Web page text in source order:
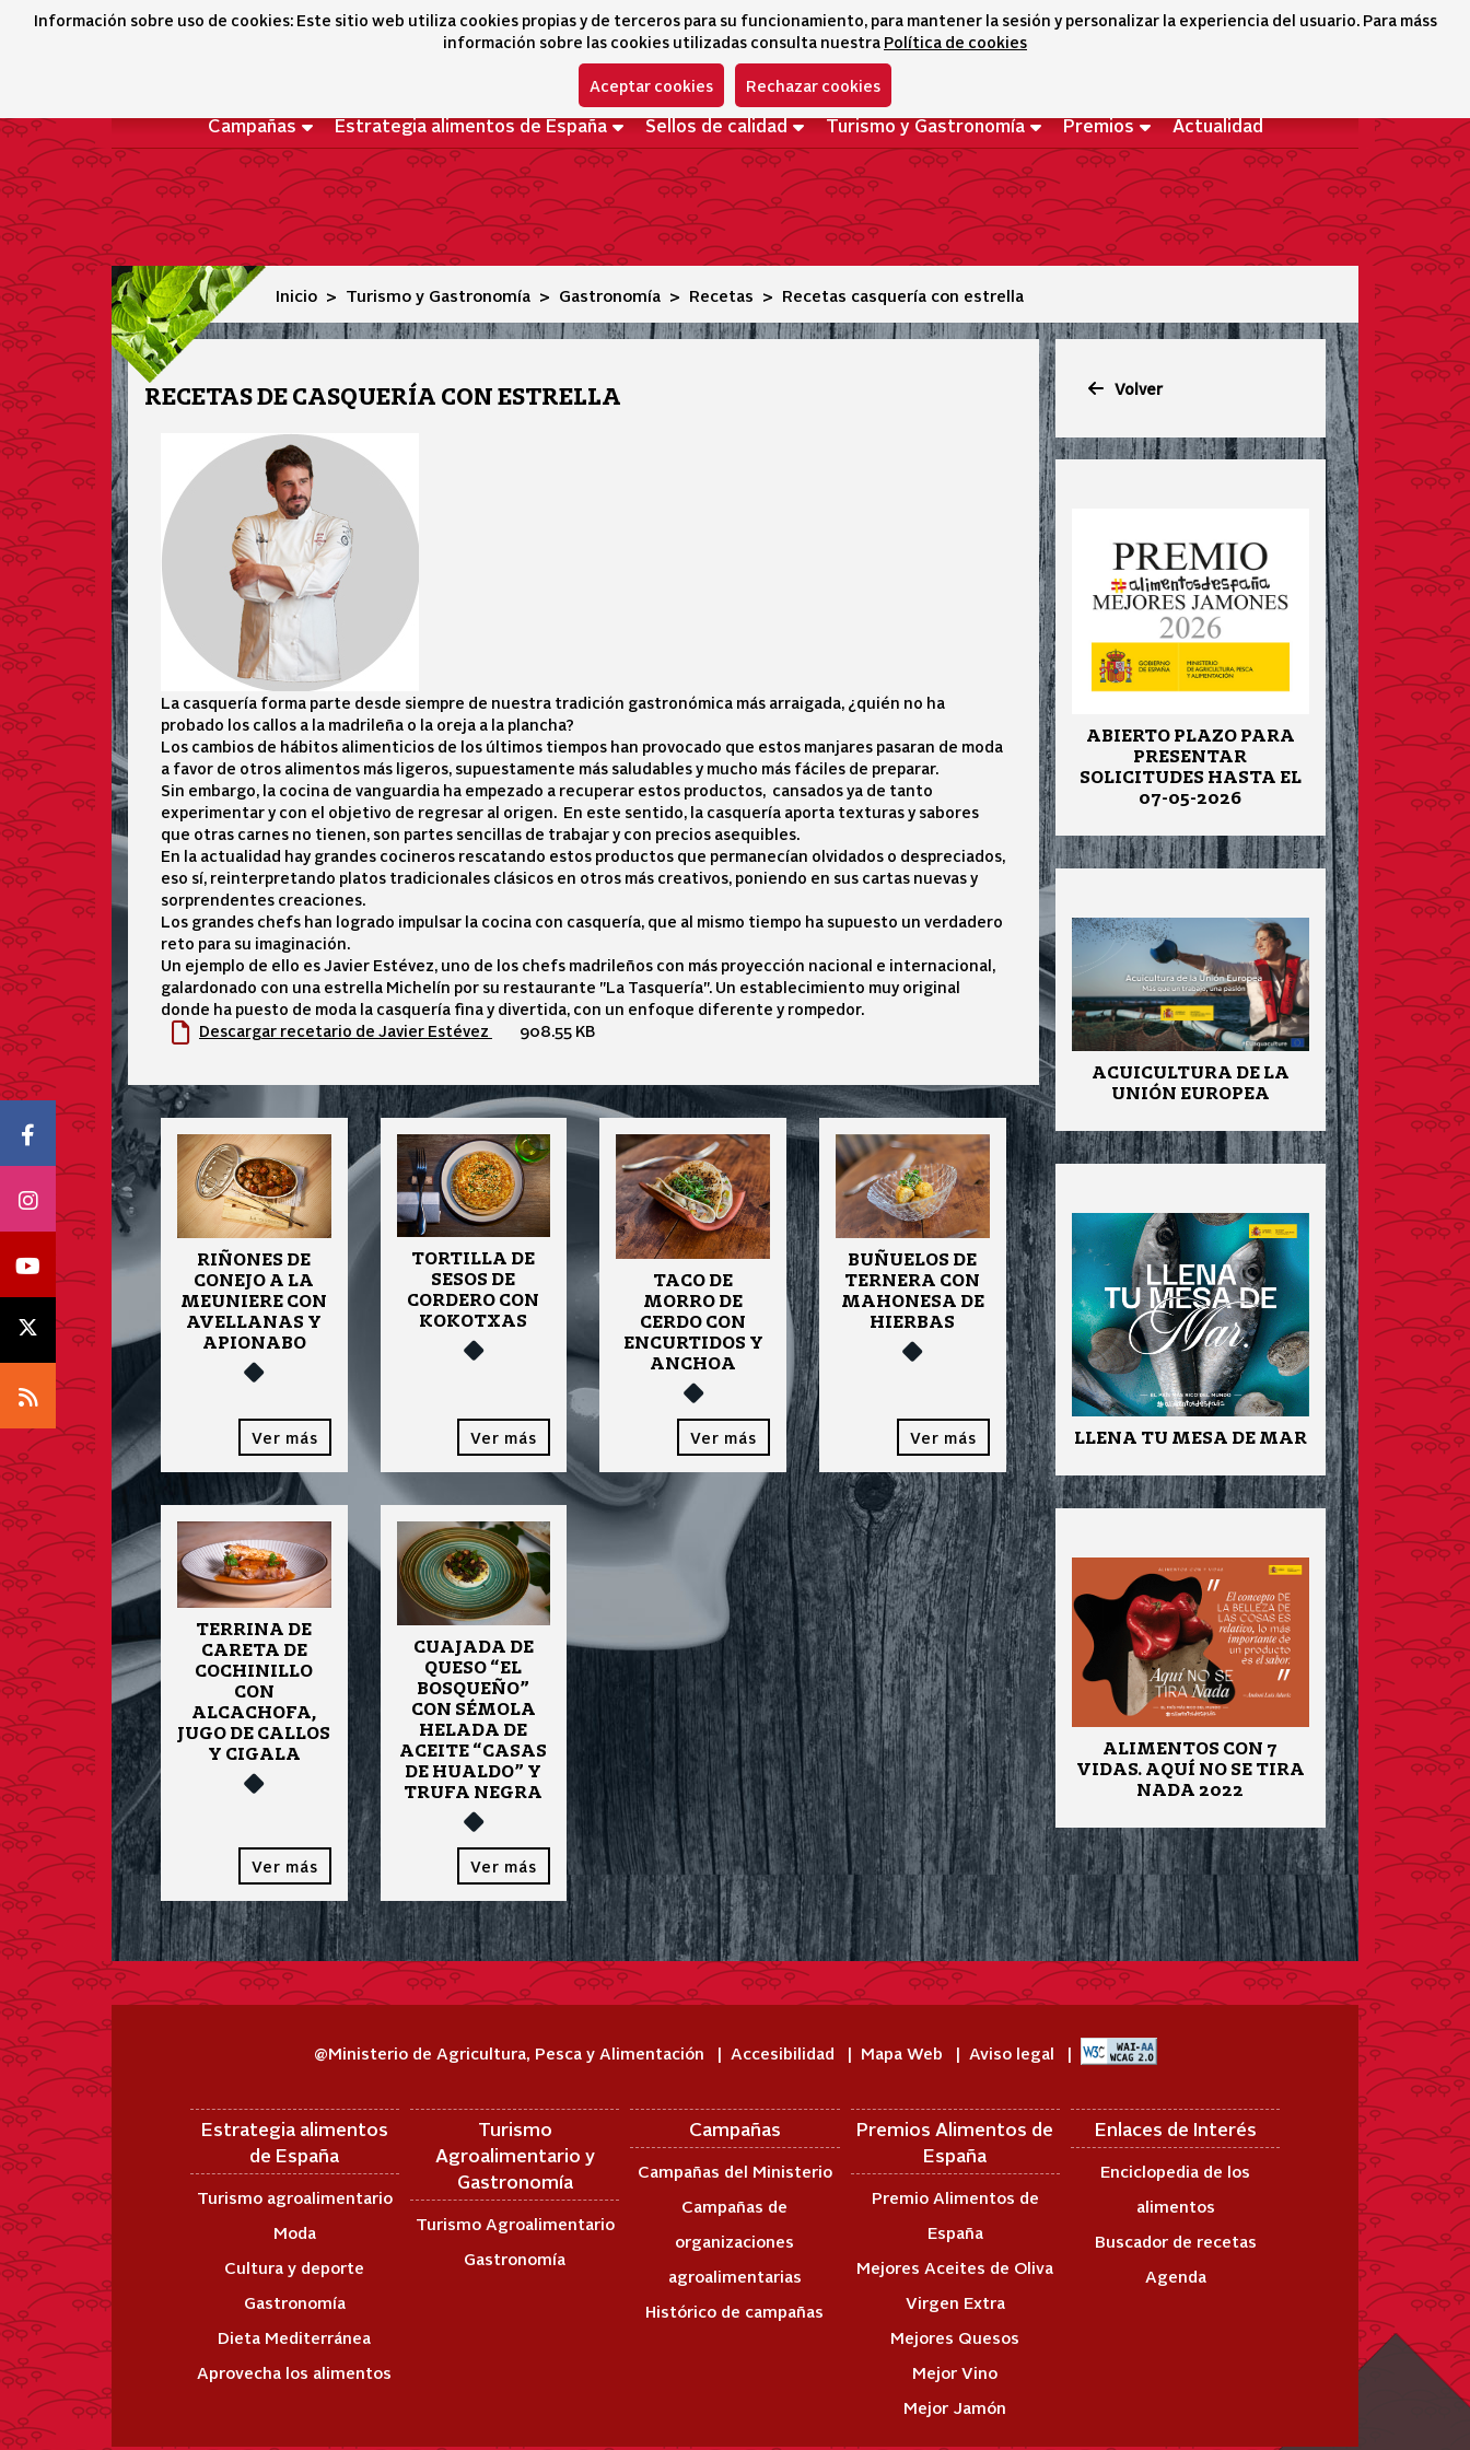
Información sobre uso de cookies: Este sitio web utiliza cookies propias y de terceros para su funcionamiento, para mantener la sesión y personalizar la experiencia del usuario. Para máss
información sobre las cookies utilizadas consulta nuestra Política de cookies
Aceptar cookies Rechazar cookies
Icono Facebook
Icono Instagram
Icono Youtube
Icono X
Icono RSS
Campañas Estrategia alimentos de España Sellos de calidad Turismo y Gastronomía Premios Actualidad
Recetas casquería con estrella
Inicio Turismo y Gastronomía Gastronomía Recetas Recetas casquería con estrella
RECETAS DE CASQUERÍA CON ESTRELLA
La casquería forma parte desde siempre de nuestra tradición gastronómica más arraigada, ¿quién no ha
probado los callos a la madrileña o la oreja a la plancha?
Los cambios de hábitos alimenticios de los últimos tiempos han provocado que estos manjares pasaran de moda
a favor de otros alimentos más ligeros, supuestamente más saludables y mucho más fáciles de preparar.
Sin embargo, la cocina de vanguardia ha empezado a recuperar estos productos, cansados ya de tanto
experimentar y con el objetivo de regresar al origen. En este sentido, la casquería aporta texturas y sabores
que otras carnes no tienen, son partes sencillas de trabajar y con precios asequibles.
En la actualidad hay grandes cocineros rescatando estos productos que permanecían olvidados o despreciados,
eso sí, reinterpretando platos tradicionales clásicos en otros más creativos, poniendo en sus cartas nuevas y
sorprendentes creaciones.
Los grandes chefs han logrado impulsar la cocina con casquería, que al mismo tiempo ha supuesto un verdadero
reto para su imaginación.
Un ejemplo de ello es Javier Estévez, uno de los chefs madrileños con más proyección nacional e internacional,
galardonado con una estrella Michelín por su restaurante "La Tasquería". Un establecimiento muy original
donde ha puesto de moda la casquería fina y divertida, con un enfoque diferente y rompedor.
Descargar recetario de Javier Estévez
908.55 KB
RIÑONES DE
CONEJO A LA
MEUNIERE CON
AVELLANAS Y
APIONABO
Ver más
TORTILLA DE
SESOS DE
CORDERO CON
KOKOTXAS
Ver más
TACO DE
MORRO DE
CERDO CON
ENCURTIDOS Y
ANCHOA
Ver más
BUÑUELOS DE
TERNERA CON
MAHONESA DE
HIERBAS
Ver más
TERRINA DE
CARETA DE
COCHINILLO
CON
ALCACHOFA,
JUGO DE CALLOS
Y CIGALA
Ver más
CUAJADA DE
QUESO “EL
BOSQUEÑO”
CON SÉMOLA
HELADA DE
ACEITE “CASAS
DE HUALDO” Y
TRUFA NEGRA
Ver más
Volver
ABIERTO PLAZO PARA
PRESENTAR
SOLICITUDES HASTA EL
07-05-2026
ACUICULTURA DE LA
UNIÓN EUROPEA
LLENA TU MESA DE MAR
ALIMENTOS CON 7
VIDAS. AQUÍ NO SE TIRA
NADA 2022
@Ministerio de Agricultura, Pesca y Alimentación Accesibilidad Mapa Web Aviso legal
Estrategia alimentos
de España
Turismo agroalimentario
Moda
Cultura y deporte
Gastronomía
Dieta Mediterránea
Aprovecha los alimentos
Turismo
Agroalimentario y
Gastronomía
Turismo Agroalimentario
Gastronomía
Campañas
Campañas del Ministerio
Campañas de
organizaciones
agroalimentarias
Histórico de campañas
Premios Alimentos de
España
Premio Alimentos de
España
Mejores Aceites de Oliva
Virgen Extra
Mejores Quesos
Mejor Vino
Mejor Jamón
Enlaces de Interés
Enciclopedia de los
alimentos
Buscador de recetas
Agenda